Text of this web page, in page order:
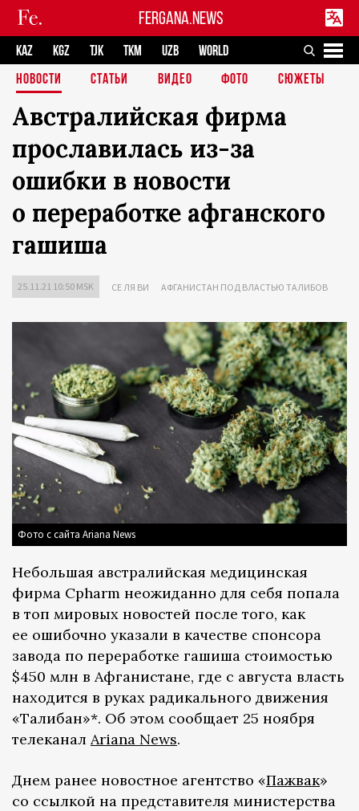
FERGANA.NEWS
KAZ KGZ TJK TKM UZB
WORLD
НОВОСТИ
СТАТЬИ ВИДЕО ФОТО СЮЖЕТЫ
Австралийская фирма
прославилась из-за
ошибки в новости
о переработке афганского
гашиша
25.11.21 10:50 MSK СЕ ЛЯ ВИ АФГАНИСТАН ПОД ВЛАСТЬЮ ТАЛИБОВ
Фото с сайта Ariana News
Небольшая австралийская медицинская
фирма Cpharm неожиданно для себя попала
в топ мировых новостей после того, как
ее ошибочно указали в качестве спонсора
завода по переработке гашиша стоимостью
$450 млн в Афганистане, где с августа власть
находится в руках радикального движения
«Талибан»*. Об этом сообщает 25 ноября
телеканал Ariana News.
Днем ранее новостное агентство «Пажвак»
со ссылкой на представителя министерства